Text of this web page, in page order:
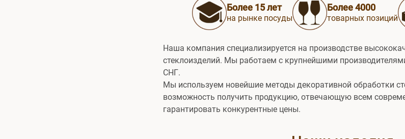
Более 15 лет
на рынке посуды
Более 4000
товарных позиций
Наша компания специализируется на производстве
стеклоизделий. Мы работаем с крупнейшими
СНГ.
Мы используем новейшие методы декоративной обработки
возможность получить продукцию, отвечающую всем
гарантировать конкурентные цены.